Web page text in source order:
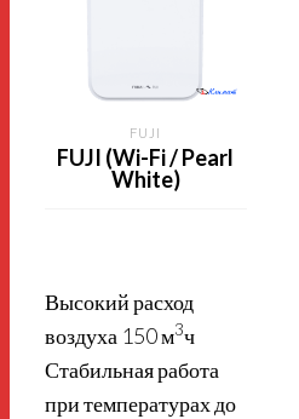
FUJI
FUJI (Wi-Fi / Pearl
White)
Высокий расход
воздуха 150 м3ч
Стабильная работа
при температурах до